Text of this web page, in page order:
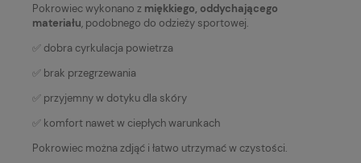
Pokrowiec wykonano z miękkiego, oddychającego
materiału, podobnego do odzieży sportowej.
✅ dobra cyrkulacja powietrza
✅ brak przegrzewania
✅ przyjemny w dotyku dla skóry
✅ komfort nawet w ciepłych warunkach
Pokrowiec można zdjąć i łatwo utrzymać w czystości.